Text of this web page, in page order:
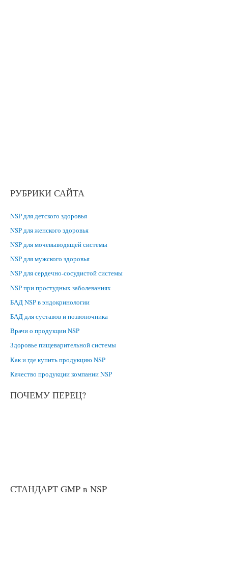
РУБРИКИ САЙТА
NSP для детского здоровья
NSP для женского здоровья
NSP для мочевыводящей системы
NSP для мужского здоровья
NSP для сердечно-сосудистой системы
NSP при простудных заболеваниях
БАД NSP в эндокринологии
БАД для суставов и позвоночника
Врачи о продукции NSP
Здоровье пищеварительной системы
Как и где купить продукцию NSP
Качество продукции компании NSP
ПОЧЕМУ ПЕРЕЦ?
СТАНДАРТ GMP в NSP